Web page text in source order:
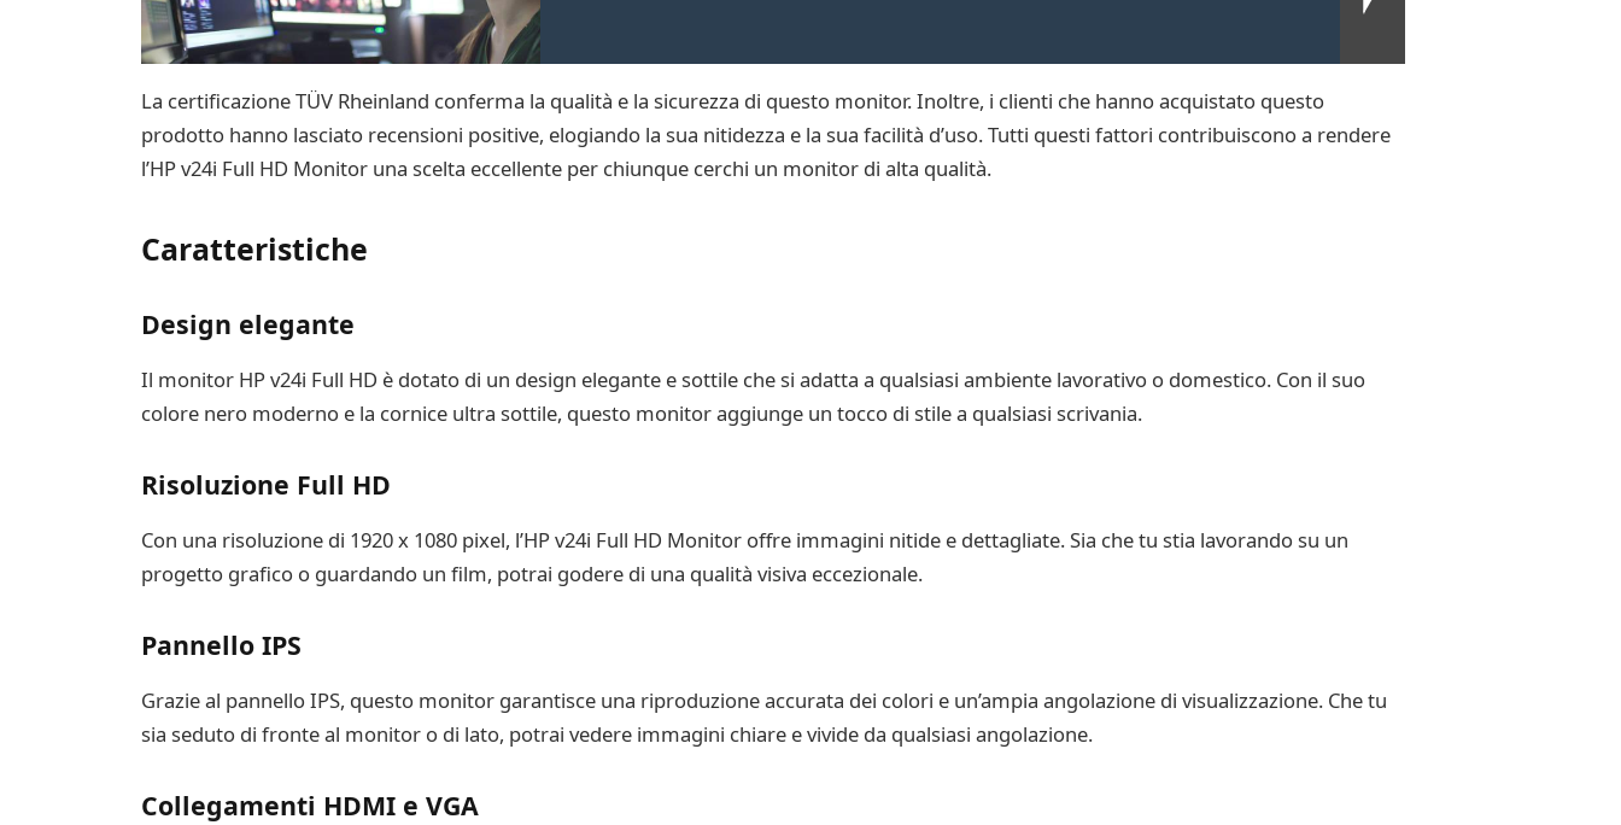
La certificazione TÜV Rheinland conferma la qualità e la sicurezza di questo monitor. Inoltre, i clienti che hanno acquistato questo
prodotto hanno lasciato recensioni positive, elogiando la sua nitidezza e la sua facilità d’uso. Tutti questi fattori contribuiscono a rendere
l’HP v24i Full HD Monitor una scelta eccellente per chiunque cerchi un monitor di alta qualità.
Caratteristiche
Design elegante
Il monitor HP v24i Full HD è dotato di un design elegante e sottile che si adatta a qualsiasi ambiente lavorativo o domestico. Con il suo
colore nero moderno e la cornice ultra sottile, questo monitor aggiunge un tocco di stile a qualsiasi scrivania.
Risoluzione Full HD
Con una risoluzione di 1920 x 1080 pixel, l’HP v24i Full HD Monitor offre immagini nitide e dettagliate. Sia che tu stia lavorando su un
progetto grafico o guardando un film, potrai godere di una qualità visiva eccezionale.
Pannello IPS
Grazie al pannello IPS, questo monitor garantisce una riproduzione accurata dei colori e un’ampia angolazione di visualizzazione. Che tu
sia seduto di fronte al monitor o di lato, potrai vedere immagini chiare e vivide da qualsiasi angolazione.
Collegamenti HDMI e VGA